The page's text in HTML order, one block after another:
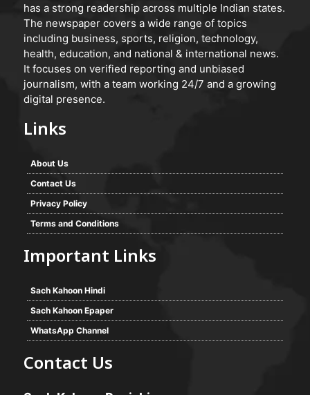
has a strong readership across multiple Indian states.
The newspaper covers a wide range of topics
including business, sports, religion, technology,
health, education, and national & international news.
It focuses on verified reporting and unbiased
journalism, with a team working 24/7 and a growing
digital presence.
Links
About Us
Contact Us
Privacy Policy
Terms and Conditions
Important Links
Sach Kahoon Hindi
Sach Kahoon Epaper
WhatsApp Channel
Contact Us